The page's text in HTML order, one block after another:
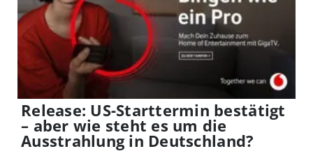
Release: US-Starttermin bestätigt
– aber wie steht es um die
Ausstrahlung in Deutschland?